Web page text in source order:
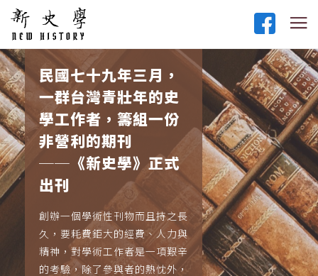
民國七十九年三月，
一群台灣青壯年的史
學工作者，籌組一份
非營利的期刊
──《新史學》正式
出刊
創辦一個學術性刊物而且持之長
久，要耗費鉅大的經費、人力與
精神，對學術工作者是一項艱辛
的考驗，除了參與者的熱忱外，